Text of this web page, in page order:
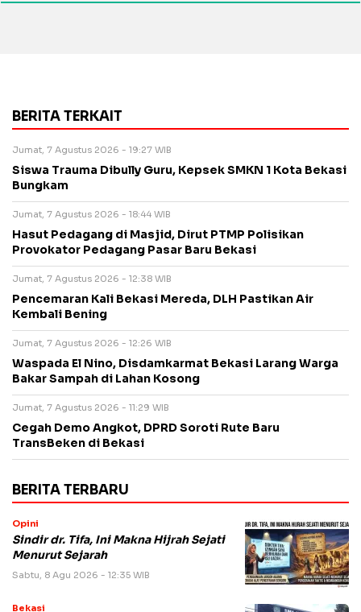
BERITA TERKAIT
Jumat, 7 Agustus 2026 - 19:27 WIB
Siswa Trauma Dibully Guru, Kepsek SMKN 1 Kota Bekasi
Bungkam
Jumat, 7 Agustus 2026 - 18:44 WIB
Hasut Pedagang di Masjid, Dirut PTMP Polisikan
Provokator Pedagang Pasar Baru Bekasi
Jumat, 7 Agustus 2026 - 12:38 WIB
Pencemaran Kali Bekasi Mereda, DLH Pastikan Air
Kembali Bening
Jumat, 7 Agustus 2026 - 12:26 WIB
Waspada El Nino, Disdamkarmat Bekasi Larang Warga
Bakar Sampah di Lahan Kosong
Jumat, 7 Agustus 2026 - 11:29 WIB
Cegah Demo Angkot, DPRD Soroti Rute Baru
TransBeken di Bekasi
BERITA TERBARU
Opini
Sindir dr. Tifa, Ini Makna Hijrah Sejati
Menurut Sejarah
Sabtu, 8 Agu 2026 - 12:35 WIB
Bekasi